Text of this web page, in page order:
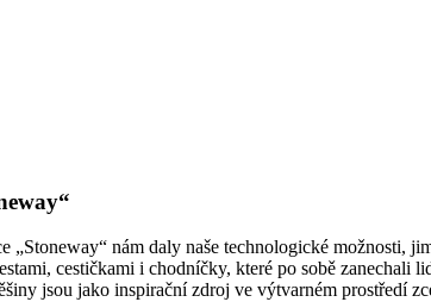
„Stoneway“ nám daly naše technologické možnosti,
cestičkami i chodníčky, které po sobě zanechali
jsou jako inspirační zdroj ve výtvarném prostředí